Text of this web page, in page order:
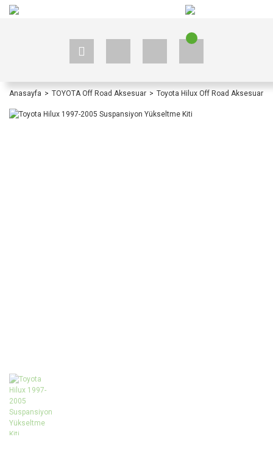
Anasayfa TOYOTA Off Road Aksesuar Toyota Hilux Off Road Aksesuar